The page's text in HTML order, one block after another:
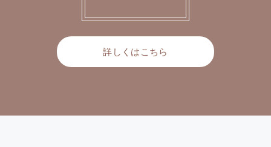
詳しくはこちら